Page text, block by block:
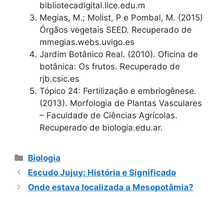
bibliotecadigital.ilce.edu.m
Megias, M.; Molist, P e Pombal, M. (2015)
Órgãos vegetais SEED. Recuperado de
mmegias.webs.uvigo.es
Jardim Botânico Real. (2010). Oficina de
botânica: Os frutos. Recuperado de
rjb.csic.es
Tópico 24: Fertilização e embriogênese.
(2013). Morfologia de Plantas Vasculares
– Faculdade de Ciências Agrícolas.
Recuperado de biologia.edu.ar.
Categorias
Biologia
Escudo Jujuy: História e Significado
Onde estava localizada a Mesopotâmia?